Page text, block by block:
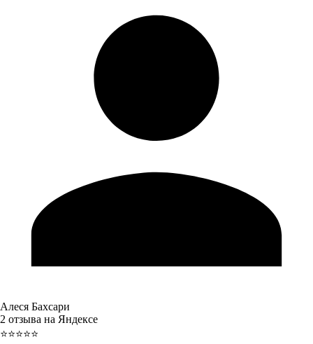
Алеся Бахсари
2 отзыва на Яндексе
⭐⭐⭐⭐⭐